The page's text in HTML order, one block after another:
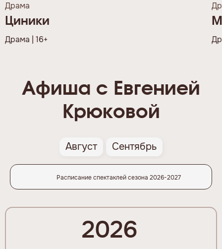
Драма
Циники
Драма | 16+
Афиша с Евгенией
Крюковой
Август Сентябрь
Расписание спектаклей сезона 2026-2027
2026